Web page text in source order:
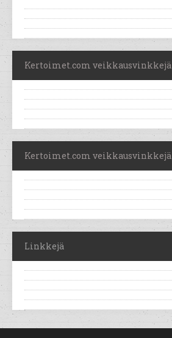
Kertoimet.com veikkausvinkkejä
Kertoimet.com veikkausvinkkejä
Linkkejä